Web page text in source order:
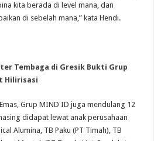
kita berada di level mana, dan
di sebelah mana,” kata Hendi.
Tembaga di Gresik Bukti Grup
Hilirisasi
Grup MIND ID juga mendulang 12
didapat lewat anak perusahaan
Alumina, TB Paku (PT Timah), TB